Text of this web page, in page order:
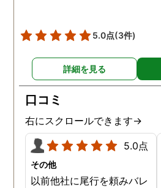
5.0点(3件)
詳細を見る
口コミ
右にスクロールできます→
5.0点
その他
以前他社に尾行を頼みバレ